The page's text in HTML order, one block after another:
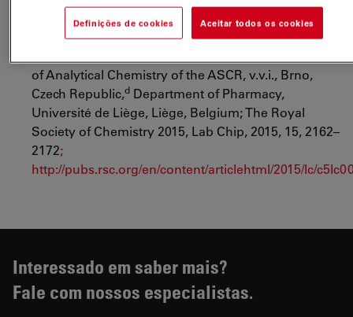
Copenhagen, Copenhagen, Denmark, Department
of Biological and Biochemical Sciences, University
of Analytical Chemistry of the ASCR, v.v.i., Brno,
Czech Republic,d Department of Pharmacy,
Université de Liège, Liège, Belgium; The Royal
Society of Chemistry 2015, Lab Chip, 2015, 15, 2162–
2172;
http://pubs.rsc.org/en/content/articlehtml/2015/lc/
Interessado em saber mais?
Fale com nossos especialistas.
Definições de cookies Aceitar todos os cookies